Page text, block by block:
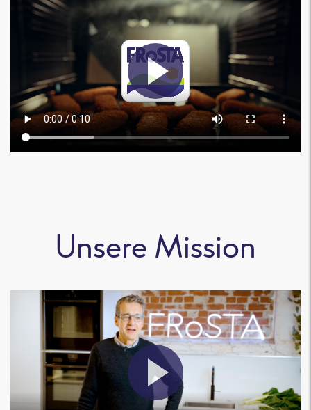
Unsere Mission